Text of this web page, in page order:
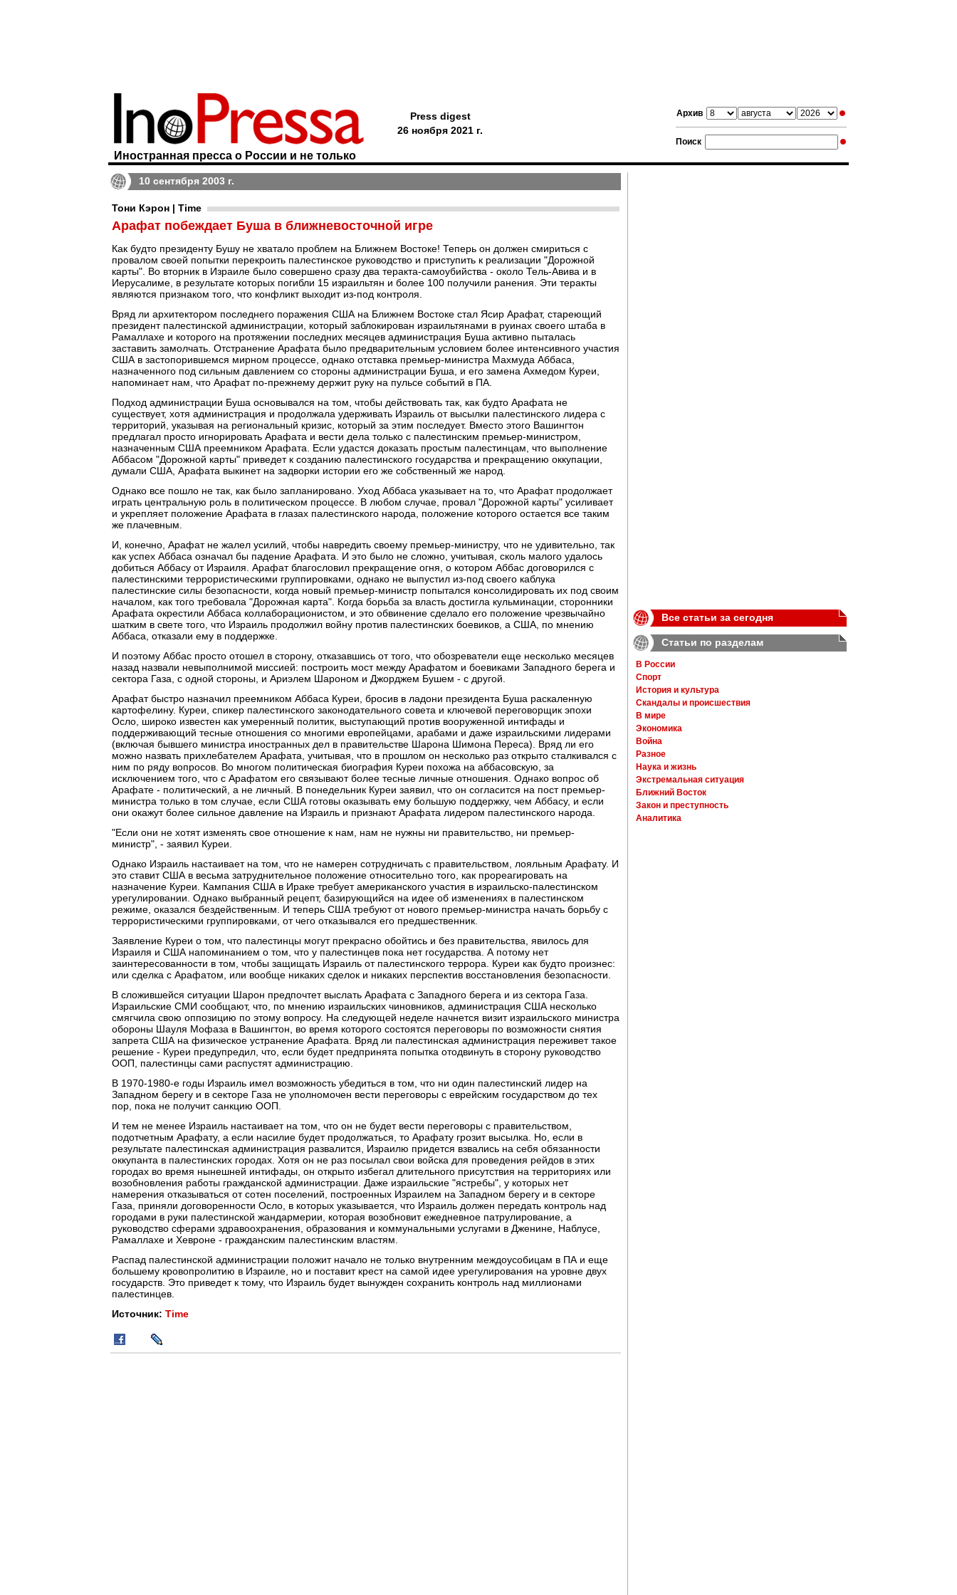
Архив
Поиск
Иностранная пресса о России и не только
Press digest
26 ноября 2021 г.
10 сентября 2003 г.
Тони Кэрон | Time
Арафат побеждает Буша в ближневосточной игре
Как будто президенту Бушу не хватало проблем на Ближнем Востоке! Теперь он должен смириться с
провалом своей попытки перекроить палестинское руководство и приступить к реализации "Дорожной
карты". Во вторник в Израиле было совершено сразу два теракта-самоубийства - около Тель-Авива и в
Иерусалиме, в результате которых погибли 15 израильтян и более 100 получили ранения. Эти теракты
являются признаком того, что конфликт выходит из-под контроля.
Вряд ли архитектором последнего поражения США на Ближнем Востоке стал Ясир Арафат, стареющий
президент палестинской администрации, который заблокирован израильтянами в руинах своего штаба в
Рамаллахе и которого на протяжении последних месяцев администрация Буша активно пыталась
заставить замолчать. Отстранение Арафата было предварительным условием более интенсивного участия
США в застопорившемся мирном процессе, однако отставка премьер-министра Махмуда Аббаса,
назначенного под сильным давлением со стороны администрации Буша, и его замена Ахмедом Куреи,
напоминает нам, что Арафат по-прежнему держит руку на пульсе событий в ПА.
Подход администрации Буша основывался на том, чтобы действовать так, как будто Арафата не
существует, хотя администрация и продолжала удерживать Израиль от высылки палестинского лидера с
территорий, указывая на региональный кризис, который за этим последует. Вместо этого Вашингтон
предлагал просто игнорировать Арафата и вести дела только с палестинским премьер-министром,
назначенным США преемником Арафата. Если удастся доказать простым палестинцам, что выполнение
Аббасом "Дорожной карты" приведет к созданию палестинского государства и прекращению оккупации,
думали США, Арафата выкинет на задворки истории его же собственный же народ.
Однако все пошло не так, как было запланировано. Уход Аббаса указывает на то, что Арафат продолжает
играть центральную роль в политическом процессе. В любом случае, провал "Дорожной карты" усиливает
и укрепляет положение Арафата в глазах палестинского народа, положение которого остается все таким
же плачевным.
И, конечно, Арафат не жалел усилий, чтобы навредить своему премьер-министру, что не удивительно, так
как успех Аббаса означал бы падение Арафата. И это было не сложно, учитывая, сколь малого удалось
добиться Аббасу от Израиля. Арафат благословил прекращение огня, о котором Аббас договорился с
палестинскими террористическими группировками, однако не выпустил из-под своего каблука
палестинские силы безопасности, когда новый премьер-министр попытался консолидировать их под своим
началом, как того требовала "Дорожная карта". Когда борьба за власть достигла кульминации, сторонники
Арафата окрестили Аббаса коллаборационистом, и это обвинение сделало его положение чрезвычайно
шатким в свете того, что Израиль продолжил войну против палестинских боевиков, а США, по мнению
Аббаса, отказали ему в поддержке.
И поэтому Аббас просто отошел в сторону, отказавшись от того, что обозреватели еще несколько месяцев
назад назвали невыполнимой миссией: построить мост между Арафатом и боевиками Западного берега и
сектора Газа, с одной стороны, и Ариэлем Шароном и Джорджем Бушем - с другой.
Арафат быстро назначил преемником Аббаса Куреи, бросив в ладони президента Буша раскаленную
картофелину. Куреи, спикер палестинского законодательного совета и ключевой переговорщик эпохи
Осло, широко известен как умеренный политик, выступающий против вооруженной интифады и
поддерживающий тесные отношения со многими европейцами, арабами и даже израильскими лидерами
(включая бывшего министра иностранных дел в правительстве Шарона Шимона Переса). Вряд ли его
можно назвать прихлебателем Арафата, учитывая, что в прошлом он несколько раз открыто сталкивался с
ним по ряду вопросов. Во многом политическая биография Куреи похожа на аббасовскую, за
исключением того, что с Арафатом его связывают более тесные личные отношения. Однако вопрос об
Арафате - политический, а не личный. В понедельник Куреи заявил, что он согласится на пост премьер-
министра только в том случае, если США готовы оказывать ему большую поддержку, чем Аббасу, и если
они окажут более сильное давление на Израиль и признают Арафата лидером палестинского народа.
"Если они не хотят изменять свое отношение к нам, нам не нужны ни правительство, ни премьер-
министр", - заявил Куреи.
Однако Израиль настаивает на том, что не намерен сотрудничать с правительством, лояльным Арафату. И
это ставит США в весьма затруднительное положение относительно того, как прореагировать на
назначение Куреи. Кампания США в Ираке требует американского участия в израильско-палестинском
урегулировании. Однако выбранный рецепт, базирующийся на идее об изменениях в палестинском
режиме, оказался бездейственным. И теперь США требуют от нового премьер-министра начать борьбу с
террористическими группировками, от чего отказывался его предшественник.
Заявление Куреи о том, что палестинцы могут прекрасно обойтись и без правительства, явилось для
Израиля и США напоминанием о том, что у палестинцев пока нет государства. А потому нет
заинтересованности в том, чтобы защищать Израиль от палестинского террора. Куреи как будто произнес:
или сделка с Арафатом, или вообще никаких сделок и никаких перспектив восстановления безопасности.
В сложившейся ситуации Шарон предпочтет выслать Арафата с Западного берега и из сектора Газа.
Израильские СМИ сообщают, что, по мнению израильских чиновников, администрация США несколько
смягчила свою оппозицию по этому вопросу. На следующей неделе начнется визит израильского министра
обороны Шауля Мофаза в Вашингтон, во время которого состоятся переговоры по возможности снятия
запрета США на физическое устранение Арафата. Вряд ли палестинская администрация переживет такое
решение - Куреи предупредил, что, если будет предпринята попытка отодвинуть в сторону руководство
ООП, палестинцы сами распустят администрацию.
В 1970-1980-е годы Израиль имел возможность убедиться в том, что ни один палестинский лидер на
Западном берегу и в секторе Газа не уполномочен вести переговоры с еврейским государством до тех
пор, пока не получит санкцию ООП.
И тем не менее Израиль настаивает на том, что он не будет вести переговоры с правительством,
подотчетным Арафату, а если насилие будет продолжаться, то Арафату грозит высылка. Но, если в
результате палестинская администрация развалится, Израилю придется взвались на себя обязанности
оккупанта в палестинских городах. Хотя он не раз посылал свои войска для проведения рейдов в этих
городах во время нынешней интифады, он открыто избегал длительного присутствия на территориях или
возобновления работы гражданской администрации. Даже израильские "ястребы", у которых нет
намерения отказываться от сотен поселений, построенных Израилем на Западном берегу и в секторе
Газа, приняли договоренности Осло, в которых указывается, что Израиль должен передать контроль над
городами в руки палестинской жандармерии, которая возобновит ежедневное патрулирование, а
руководство сферами здравоохранения, образования и коммунальными услугами в Дженине, Наблусе,
Рамаллахе и Хевроне - гражданским палестинским властям.
Распад палестинской администрации положит начало не только внутренним междоусобицам в ПА и еще
большему кровопролитию в Израиле, но и поставит крест на самой идее урегулирования на уровне двух
государств. Это приведет к тому, что Израиль будет вынужден сохранить контроль над миллионами
палестинцев.
Источник: Time
Все статьи за сегодня
Статьи по разделам
В России
Спорт
История и культура
Скандалы и происшествия
В мире
Экономика
Война
Разное
Наука и жизнь
Экстремальная ситуация
Ближний Восток
Закон и преступность
Аналитика